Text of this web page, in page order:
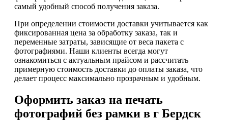
самый удобный способ получения заказа.
При определении стоимости доставки учитывается как
фиксированная цена за обработку заказа, так и
переменные затраты, зависящие от веса пакета с
фотографиями. Наши клиенты всегда могут
ознакомиться с актуальным прайсом и рассчитать
примерную стоимость доставки до оплаты заказа, что
делает процесс максимально прозрачным и удобным.
Оформить заказ на печать
фотографий без рамки в г Бердск